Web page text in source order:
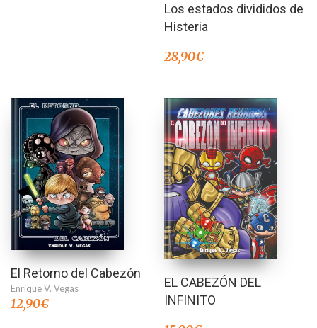
en
4.00
Los estados divididos de
Histeria
28,90€
El Retorno del Cabezón
Enrique V. Vegas
12,90€
EL CABEZÓN DEL
INFINITO